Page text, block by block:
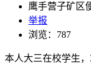
鹰手营子矿区
举报
浏览：787
本人大三在校学生